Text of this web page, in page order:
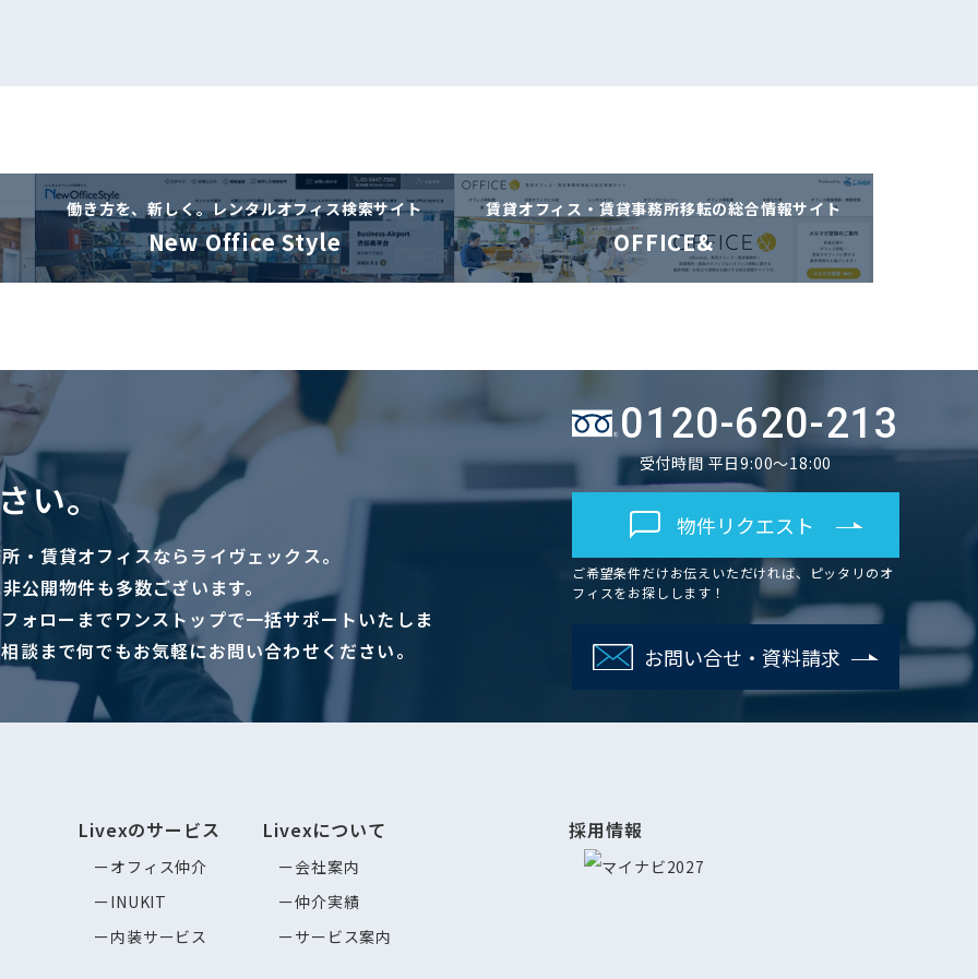
働き方を、新しく。レンタルオフィス検索サイト
New Office Style
賃貸オフィス・賃貸事務所移転の総合情報サイト
OFFICE&
い。
・賃貸オフィスならライヴェックス。
公開物件も多数ございます。
ォローまでワンストップで一括サポートいたしま
談まで何でもお気軽にお問い合わせください。
0120-620-213
受付時間 平日9:00～18:00
物件リクエスト
ご希望条件だけお伝えいただければ、ピッタリのオ
フィスをお探しします！
お問い合せ・資料請求
Livexのサービス
オフィス仲介
INUKIT
内装サービス
Livexについて
会社案内
仲介実績
サービス案内
採用情報